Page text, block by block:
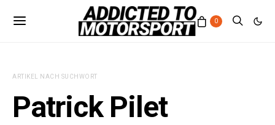
0
ARTIKEL NACH SUCHWORT
Patrick Pilet